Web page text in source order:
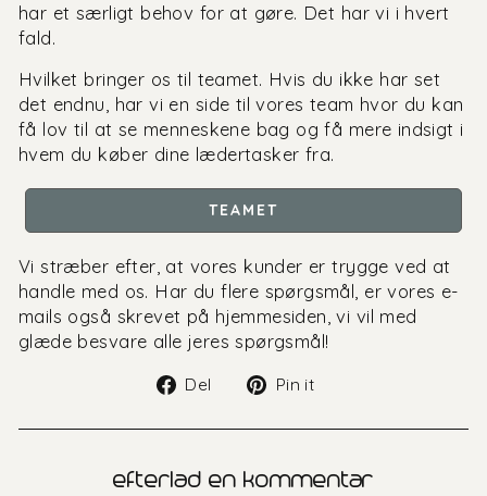
har et særligt behov for at gøre. Det har vi i hvert
fald.
Hvilket bringer os til teamet. Hvis du ikke har set
det endnu, har vi en side til vores team hvor du kan
få lov til at se menneskene bag og få mere indsigt i
hvem du køber dine lædertasker fra.
TEAMET
Vi stræber efter, at vores kunder er trygge ved at
handle med os. Har du flere spørgsmål, er vores e-
mails også skrevet på hjemmesiden, vi vil med
glæde besvare alle jeres spørgsmål!
Del
Del
Facebook
Pin it
Pinterest
efterlad en kommentar